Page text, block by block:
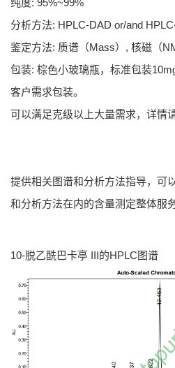
纯度: 95%~99%
分析方法: HPLC-DAD or/and
鉴定方法: 质谱（Mass）, 核磁（
包装: 棕色小玻璃瓶，标准包装
客户需求包装。
可以满足克级以上大量需求，详情
提供相关图谱和分析方法指导，可
和分析方法在内的含量测定整体服
10-脱乙酰巴卡亭 III的HPLC图谱